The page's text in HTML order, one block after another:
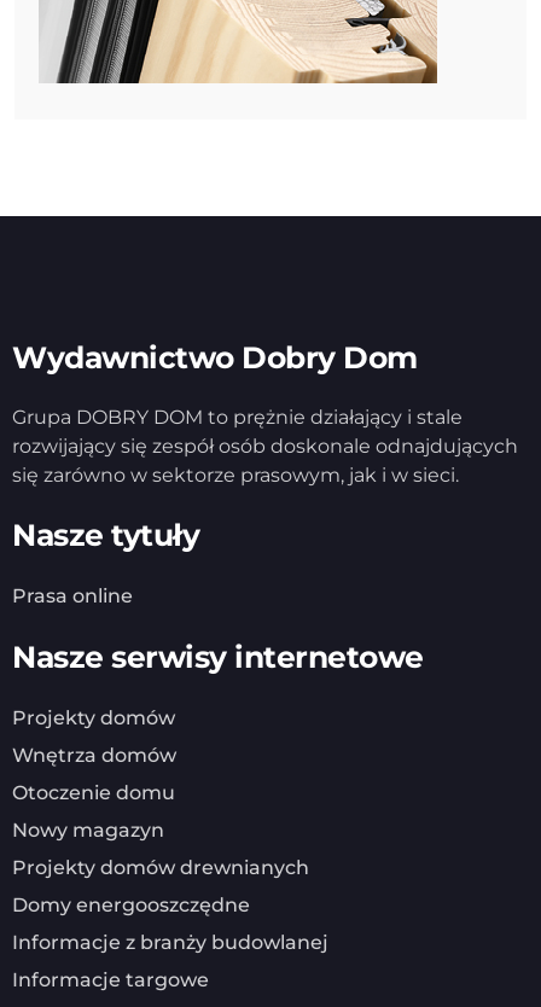
Wydawnictwo Dobry Dom
Grupa DOBRY DOM to prężnie działający i stale
rozwijający się zespół osób doskonale odnajdujących
się zarówno w sektorze prasowym, jak i w sieci.
Nasze tytuły
Prasa online
Nasze serwisy internetowe
Projekty domów
Wnętrza domów
Otoczenie domu
Nowy magazyn
Projekty domów drewnianych
Domy energooszczędne
Informacje z branży budowlanej
Informacje targowe